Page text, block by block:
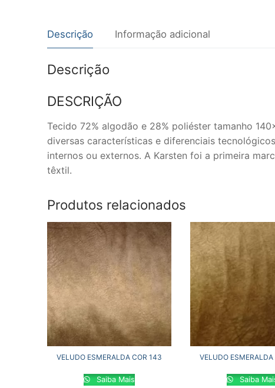
Descrição Informação adicional
Descrição
DESCRIÇÃO
Tecido 72% algodão e 28% poliéster tamanho
diversas características e diferenciais
internos ou externos. A Karsten foi a primeira
têxtil.
Produtos relacionados
VELUDO ESMERALDA COR 143
Saiba Mais
VELUDO
Saiba